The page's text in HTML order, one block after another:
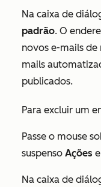
Na caixa de
padrão. O
novos e-mails
mails
publicados.
Para excluir um
Passe o mouse
suspenso Ações
Na caixa de